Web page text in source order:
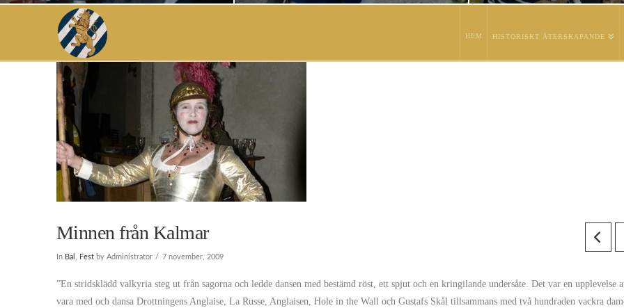
ADMINISTRATOR
ÅRSMÖTE, FÖRENINGSLIV
HEM HISTORISKT ÅTERSKAPANDE
Minnen från Kalmar
In Bal Festby Administrator 7 november, 2009
”En stridsklädd valkyria steg ut från sagorna och ledde dansen med bestämd röst, ett spjut och en kringilande undersåte. Det var en upplevelse
vara med och dansa Drottningens Anglaise, La Russe, Anglaisen, Hole in the Wall och Gustafs Skål tillsammans med två hundraden vackra